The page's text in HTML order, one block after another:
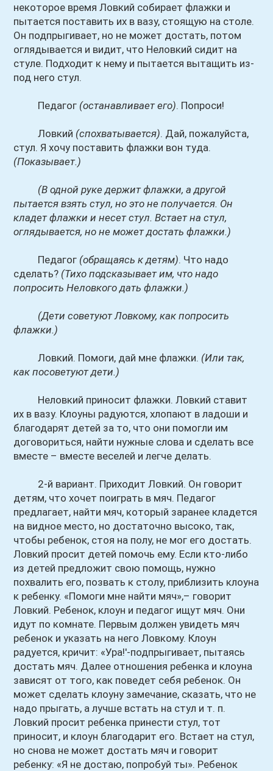
некоторое время Ловкий собирает флажки и
пытается поставить их в вазу, стоящую на столе.
Он подпрыгивает, но не может достать, потом
оглядывается и видит, что Неловкий сидит на
стуле. Подходит к нему и пытается вытащить из-
под него стул.
Педагог (останавливает его). Попроси!
Ловкий (спохватывается). Дай, пожалуйста,
стул. Я хочу поставить флажки вон туда.
(Показывает.)
(В одной руке держит флажки, а другой
пытается взять стул, но это не получается. Он
кладет флажки и несет стул. Встает на стул,
оглядывается, но не может достать флажки.)
Педагог (обращаясь к детям). Что надо
сделать? (Тихо подсказывает им, что надо
попросить Неловкого дать флажки.)
(Дети советуют Ловкому, как попросить
флажки.)
Ловкий. Помоги, дай мне флажки. (Или так,
как посоветуют дети.)
Неловкий приносит флажки. Ловкий ставит
их в вазу. Клоуны радуются, хлопают в ладоши и
благодарят детей за то, что они помогли им
договориться, найти нужные слова и сделать все
вместе – вместе веселей и легче делать.
2-й вариант. Приходит Ловкий. Он говорит
детям, что хочет поиграть в мяч. Педагог
предлагает, найти мяч, который заранее кладется
на видное место, но достаточно высоко, так,
чтобы ребенок, стоя на полу, не мог его достать.
Ловкий просит детей помочь ему. Если кто-либо
из детей предложит свою помощь, нужно
похвалить его, позвать к столу, приблизить клоуна
к ребенку. «Помоги мне найти мяч»,– говорит
Ловкий. Ребенок, клоун и педагог ищут мяч. Они
идут по комнате. Первым должен увидеть мяч
ребенок и указать на него Ловкому. Клоун
радуется, кричит: «Ура!'-подпрыгивает, пытаясь
достать мяч. Далее отношения ребенка и клоуна
зависят от того, как поведет себя ребенок. Он
может сделать клоуну замечание, сказать, что не
надо прыгать, а лучше встать на стул и т. п.
Ловкий просит ребенка принести стул, тот
приносит, и клоун благодарит его. Встает на стул,
но снова не может достать мяч и говорит
ребенку: «Я не достаю, попробуй ты». Ребенок